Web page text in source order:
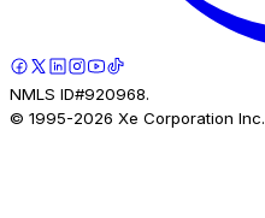
NMLS ID#920968.
© 1995-2026 Xe Corporation Inc.